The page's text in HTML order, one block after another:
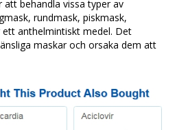
behandla vissa typer av
rundmask, piskmask,
anthelmintiskt medel. Det
maskar och orsaka dem att